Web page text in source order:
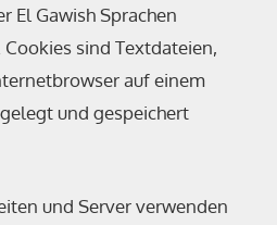
El Gawish Sprachen
sind Textdateien,
auf einem
und gespeichert
und Server verwenden